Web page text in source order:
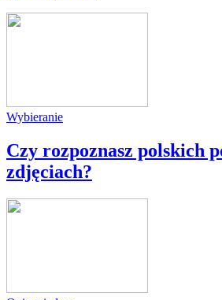
Wybieranie
Czy rozpoznasz polskich
zdjęciach?